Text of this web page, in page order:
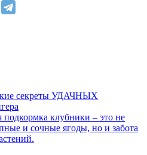
секреты УДАЧНЫХ
подкормка клубники – это не
и сочные ягоды, но и забота